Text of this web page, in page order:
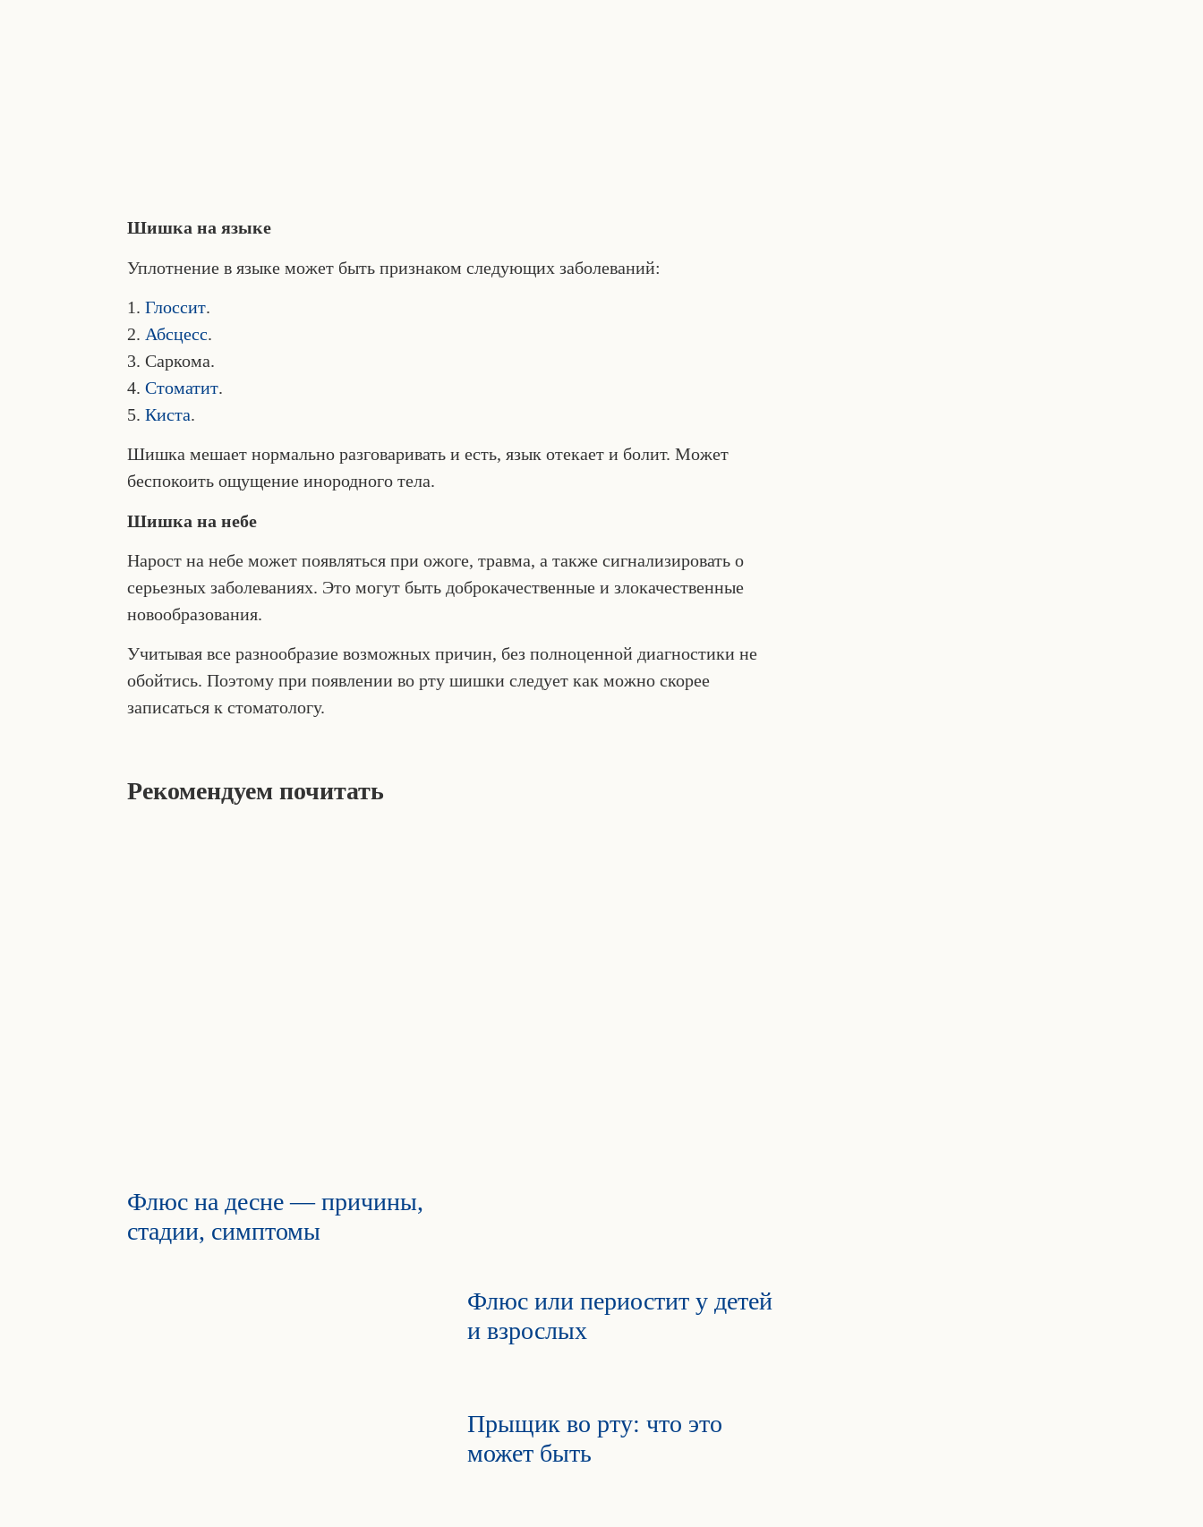
Шишка на языке
Уплотнение в языке может быть признаком следующих заболеваний:
1. Глоссит.
2. Абсцесс.
3. Саркома.
4. Стоматит.
5. Киста.
Шишка мешает нормально разговаривать и есть, язык отекает и болит. Может
беспокоить ощущение инородного тела.
Шишка на небе
Нарост на небе может появляться при ожоге, травма, а также сигнализировать о
серьезных заболеваниях. Это могут быть доброкачественные и злокачественные
новообразования.
Учитывая все разнообразие возможных причин, без полноценной диагностики не
обойтись. Поэтому при появлении во рту шишки следует как можно скорее
записаться к стоматологу.
Рекомендуем почитать
Флюс на десне — причины,
стадии, симптомы
Флюс или периостит у детей
и взрослых
Прыщик во рту: что это
может быть